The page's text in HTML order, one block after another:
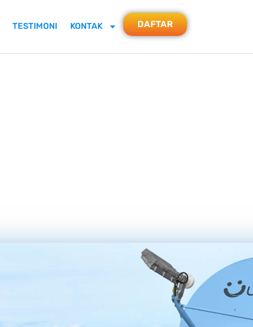
TESTIMONI KONTAK DAFTAR